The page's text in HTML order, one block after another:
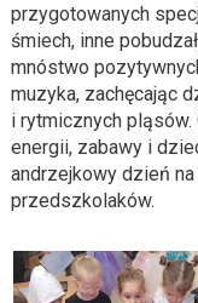
przygotowanych
śmiech, inne
mnóstwo
muzyka, zachęcając
i rytmicznych pląsów.
energii, zabawy i
andrzejkowy dzień
przedszkolaków.